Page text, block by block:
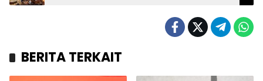
BERITA TERKAIT